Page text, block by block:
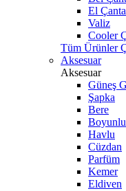
El
Valiz
Cooler
Tüm Ürünler
Aksesuar
Aksesuar
Güneş
Şapka
Bere
Havlu
Cüzdan
Parfüm
Kemer
Eldiven